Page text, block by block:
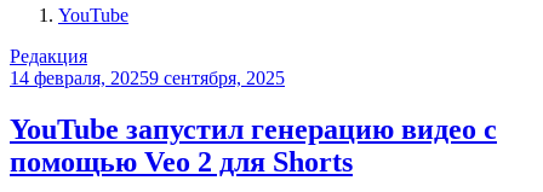
YouTube
Редакция
14 февраля, 20259 сентября, 2025
YouTube запустил генерацию видео с
помощью Veo 2 для Shorts